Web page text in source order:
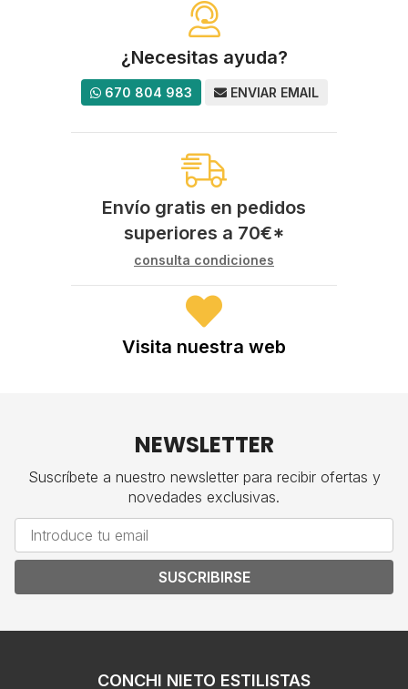
¿Necesitas ayuda?
670 804 983 ENVIAR EMAIL
Envío gratis en pedidos
superiores a 70€*
consulta condiciones
Visita nuestra web
NEWSLETTER
Suscríbete a nuestro newsletter para recibir ofertas y
novedades exclusivas.
SUSCRIBIRSE
CONCHI NIETO ESTILISTAS